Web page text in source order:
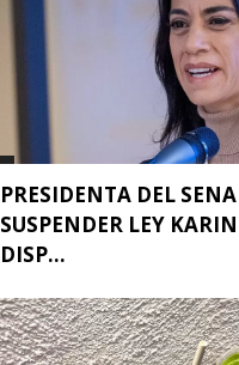
PRESIDENTA DEL
SUSPENDER LEY
DISP...